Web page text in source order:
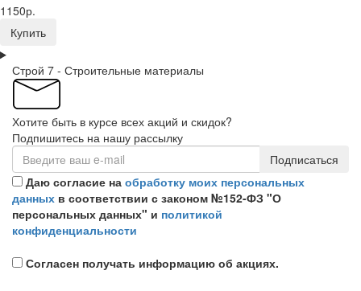
1150р.
Купить
Строй 7 - Строительные материалы
Хотите быть в курсе всех акций и скидок?
Подпишитесь на нашу рассылку
Подписаться
Даю согласие на обработку моих персональных
данных в соответствии с законом №152-ФЗ "О
персональных данных" и политикой
конфиденциальности
Согласен получать информацию об акциях.